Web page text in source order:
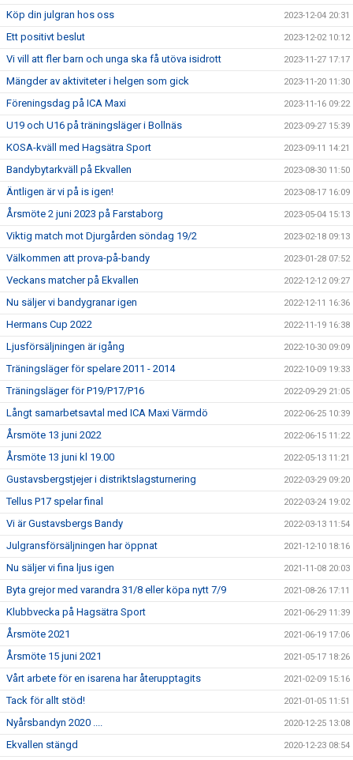
Köp din julgran hos oss 2023-12-04 20:31
Ett positivt beslut 2023-12-02 10:12
Vi vill att fler barn och unga ska få utöva isidrott 2023-11-27 17:17
Mängder av aktiviteter i helgen som gick 2023-11-20 11:30
Föreningsdag på ICA Maxi 2023-11-16 09:22
U19 och U16 på träningsläger i Bollnäs 2023-09-27 15:39
KOSA-kväll med Hagsätra Sport 2023-09-11 14:21
Bandybytarkväll på Ekvallen 2023-08-30 11:50
Äntligen är vi på is igen! 2023-08-17 16:09
Årsmöte 2 juni 2023 på Farstaborg 2023-05-04 15:13
Viktig match mot Djurgården söndag 19/2 2023-02-18 09:13
Välkommen att prova-på-bandy 2023-01-28 07:52
Veckans matcher på Ekvallen 2022-12-12 09:27
Nu säljer vi bandygranar igen 2022-12-11 16:36
Hermans Cup 2022 2022-11-19 16:38
Ljusförsäljningen är igång 2022-10-30 09:09
Träningsläger för spelare 2011 - 2014 2022-10-09 19:33
Träningsläger för P19/P17/P16 2022-09-29 21:05
Långt samarbetsavtal med ICA Maxi Värmdö 2022-06-25 10:39
Årsmöte 13 juni 2022 2022-06-15 11:22
Årsmöte 13 juni kl 19.00 2022-05-13 11:21
Gustavsbergstjejer i distriktslagsturnering 2022-03-29 09:20
Tellus P17 spelar final 2022-03-24 19:02
Vi är Gustavsbergs Bandy 2022-03-13 11:54
Julgransförsäljningen har öppnat 2021-12-10 18:16
Nu säljer vi fina ljus igen 2021-11-08 20:03
Byta grejor med varandra 31/8 eller köpa nytt 7/9 2021-08-26 17:11
Klubbvecka på Hagsätra Sport 2021-06-29 11:39
Årsmöte 2021 2021-06-19 17:06
Årsmöte 15 juni 2021 2021-05-17 18:26
Vårt arbete för en isarena har återupptagits 2021-02-09 15:16
Tack för allt stöd! 2021-01-05 11:51
Nyårsbandyn 2020 .... 2020-12-25 13:08
Ekvallen stängd 2020-12-23 08:54